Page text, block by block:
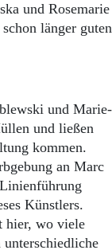
und Rosemarie
länger guten
und Marie-
und ließen
kommen.
an Marc
Künstlers.
hier, wo viele
unterschiedliche